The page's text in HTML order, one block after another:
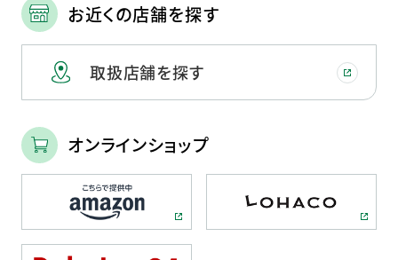
お近くの店舗を探す
取扱店舗を探す
オンラインショップ